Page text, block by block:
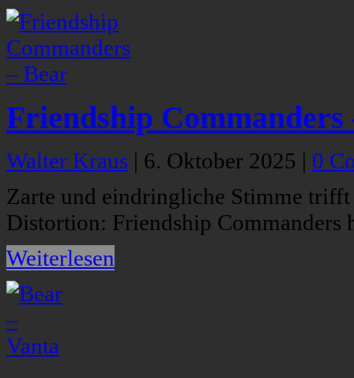
Friendship Commanders
Walter Kraus | 6. Oktober 2025 | 0
Zarte und eindringliche Stimme
Distortion: Friendship Commanders
Weiterlesen